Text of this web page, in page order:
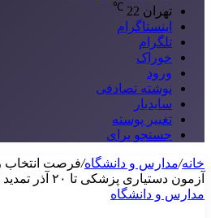
تهران 22
℃
اینستاگرام
تلگرام
خوراک
ورود
نوشته تصادفی
سایدبار
تغییر پوسته
جستجو برای
خانه/مدارس و دانشگاه/فرصت انتخاب
آزمون دستیاری پزشکی تا ۲۰ آذر تمدید شد
مدارس و دانشگاه